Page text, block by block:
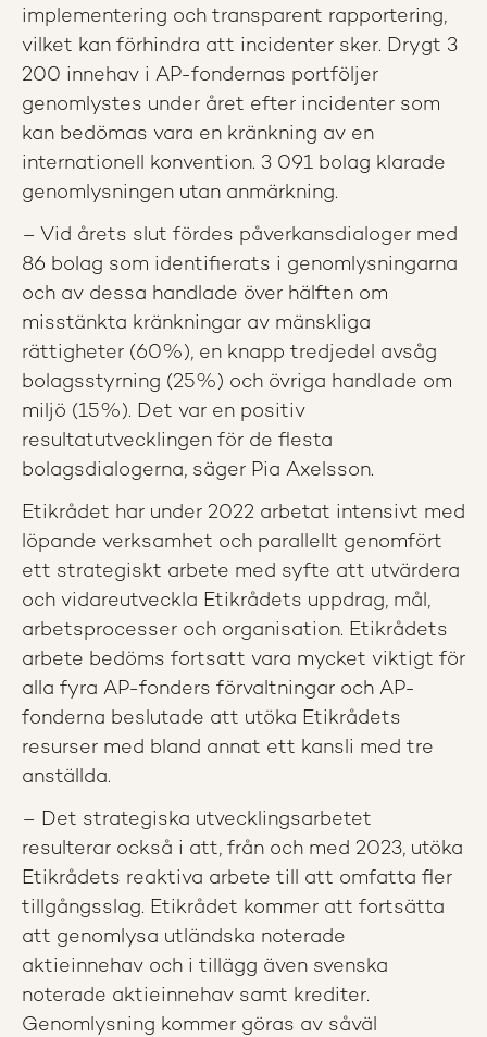
implementering och transparent rapportering,
vilket kan förhindra att incidenter sker. Drygt 3
200 innehav i AP-fondernas portföljer
genomlystes under året efter incidenter som
kan bedömas vara en kränkning av en
internationell konvention. 3 091 bolag klarade
genomlysningen utan anmärkning.
– Vid årets slut fördes påverkansdialoger med
86 bolag som identifierats i genomlysningarna
och av dessa handlade över hälften om
misstänkta kränkningar av mänskliga
rättigheter (60%), en knapp tredjedel avsåg
bolagsstyrning (25%) och övriga handlade om
miljö (15%). Det var en positiv
resultatutvecklingen för de flesta
bolagsdialogerna, säger Pia Axelsson.
Etikrådet har under 2022 arbetat intensivt med
löpande verksamhet och parallellt genomfört
ett strategiskt arbete med syfte att utvärdera
och vidareutveckla Etikrådets uppdrag, mål,
arbetsprocesser och organisation. Etikrådets
arbete bedöms fortsatt vara mycket viktigt för
alla fyra AP-fonders förvaltningar och AP-
fonderna beslutade att utöka Etikrådets
resurser med bland annat ett kansli med tre
anställda.
– Det strategiska utvecklingsarbetet
resulterar också i att, från och med 2023, utöka
Etikrådets reaktiva arbete till att omfatta fler
tillgångsslag. Etikrådet kommer att fortsätta
att genomlysa utländska noterade
aktieinnehav och i tillägg även svenska
noterade aktieinnehav samt krediter.
Genomlysning kommer göras av såväl